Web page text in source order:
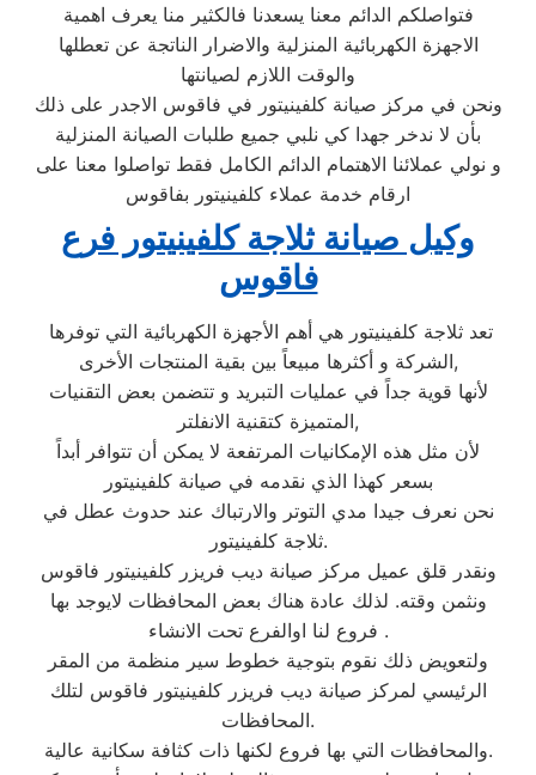
فتواصلكم الدائم معنا يسعدنا فالكثير منا يعرف اهمية
الاجهزة الكهربائية المنزلية والاضرار الناتجة عن تعطلها
والوقت اللازم لصيانتها
ونحن في مركز صيانة كلفينيتور في فاقوس الاجدر على ذلك
بأن لا ندخر جهدا كي نلبي جميع طلبات الصيانة المنزلية
و نولي عملائنا الاهتمام الدائم الكامل فقط تواصلوا معنا على
ارقام خدمة عملاء كلفينيتور بفاقوس
وكيل صيانة ثلاجة كلفينيتور فرع
فاقوس
الشركة و أكثرها مبيعاً بين بقية المنتجات الأخرى,
لأنها قوية جداً في عمليات التبريد و تتضمن بعض التقنيات
المتميزة كتقنية الانفلتر,
لأن مثل هذه الإمكانيات المرتفعة لا يمكن أن تتوافر أبداً
بسعر كهذا الذي نقدمه في صيانة كلفينيتور
نحن نعرف جيدا مدي التوتر والارتباك عند حدوث عطل في
ثلاجة كلفينيتور.
ونقدر قلق عميل مركز صيانة ديب فريزر كلفينيتور فاقوس
ونثمن وقته. لذلك عادة هناك بعض المحافظات لايوجد بها
فروع لنا اوالفرع تحت الانشاء .
ولتعويض ذلك نقوم بتوجية خطوط سير منظمة من المقر
الرئيسي لمركز صيانة ديب فريزر كلفينيتور فاقوس لتلك
المحافظات.
والمحافظات التي بها فروع لكنها ذات كثافة سكانية عالية.